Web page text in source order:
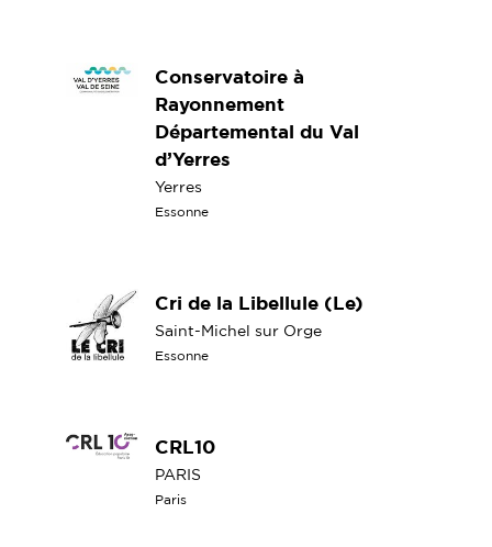
Conservatoire à
Rayonnement
Départemental du Val
d’Yerres
Yerres
Essonne
Cri de la Libellule (Le)
Saint-Michel sur Orge
Essonne
CRL10
PARIS
Paris